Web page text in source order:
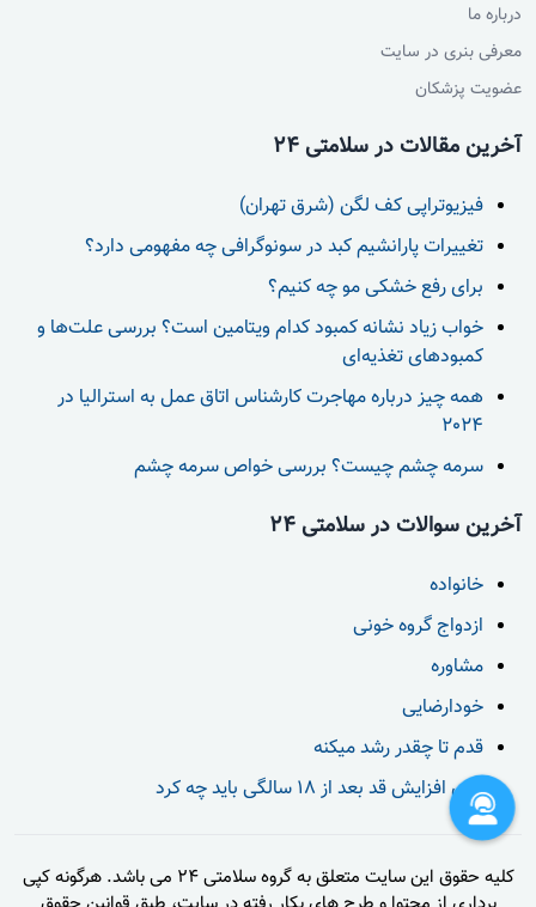
درباره ما
معرفی بنری در سایت
عضویت پزشکان
آخرین مقالات در سلامتی 24
فیزیوتراپی کف لگن (شرق تهران)
تغییرات پارانشیم کبد در سونوگرافی چه مفهومی دارد؟
برای رفع خشکی مو چه کنیم؟
خواب زیاد نشانه کمبود کدام ویتامین است؟ بررسی علت‌ها و
کمبودهای تغذیه‌ای
همه چیز درباره مهاجرت کارشناس اتاق عمل به استرالیا در
2024
سرمه چشم چیست؟ بررسی خواص سرمه چشم
آخرین سوالات در سلامتی 24
خانواده
ازدواج گروه خونی
مشاوره
خودارضایی
قدم تا چقدر رشد میکنه
برای افزایش قد بعد از 18 سالگی باید چه کرد
کلیه حقوق این سایت متعلق به گروه سلامتی 24 می باشد. هرگونه کپی